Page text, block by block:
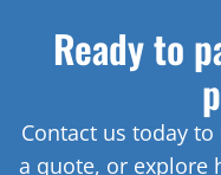
Ready to
Contact us today
a quote, or explore